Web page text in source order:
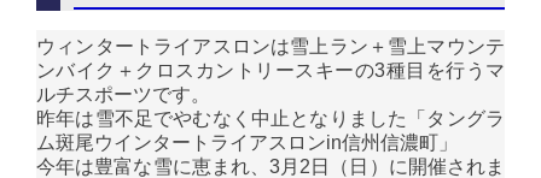
ウィンタートライアスロンは雪上ラン＋雪上マウンテ
ンバイク＋クロスカントリースキーの3種目を行うマ
ルチスポーツです。
昨年は雪不足でやむなく中止となりました「タングラ
ム斑尾ウインタートライアスロンin信州信濃町」
今年は豊富な雪に恵まれ、3月2日（日）に開催されま